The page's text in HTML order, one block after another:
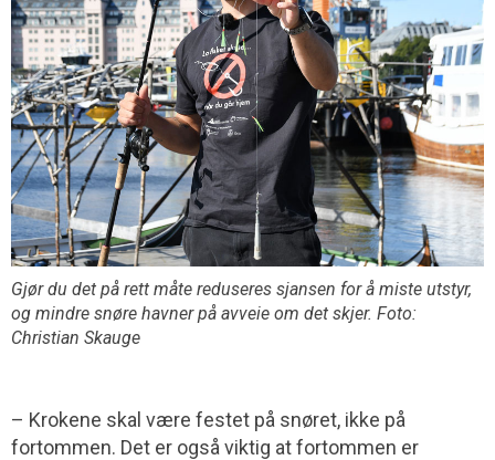
Gjør du det på rett måte reduseres sjansen for å miste utstyr,
og mindre snøre havner på avveie om det skjer. Foto:
Christian Skauge
– Krokene skal være festet på snøret, ikke på
fortommen. Det er også viktig at fortommen er